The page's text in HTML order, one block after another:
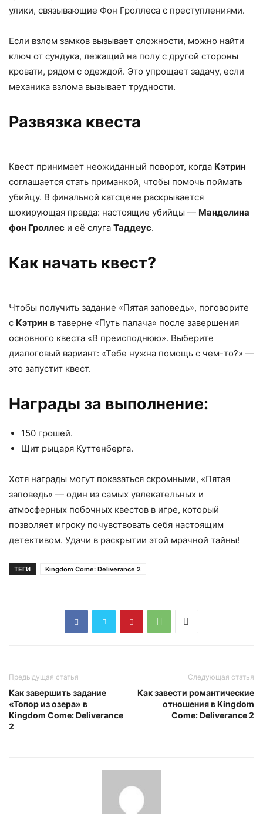
улики, связывающие Фон Гроллеса с преступлениями.
Если взлом замков вызывает сложности, можно найти
ключ от сундука, лежащий на полу с другой стороны
кровати, рядом с одеждой. Это упрощает задачу, если
механика взлома вызывает трудности.
Развязка квеста
Квест принимает неожиданный поворот, когда Кэтрин
соглашается стать приманкой, чтобы помочь поймать
убийцу. В финальной катсцене раскрывается
шокирующая правда: настоящие убийцы — Манделина
фон Гроллес и её слуга Таддеус.
Как начать квест?
Чтобы получить задание «Пятая заповедь», поговорите
с Кэтрин в таверне «Путь палача» после завершения
основного квеста «В преисподнюю». Выберите
диалоговый вариант: «Тебе нужна помощь с чем-то?» —
это запустит квест.
Награды за выполнение:
150 грошей.
Щит рыцаря Куттенберга.
Хотя награды могут показаться скромными, «Пятая
заповедь» — один из самых увлекательных и
атмосферных побочных квестов в игре, который
позволяет игроку почувствовать себя настоящим
детективом. Удачи в раскрытии этой мрачной тайны!
ТЕГИ Kingdom Come: Deliverance 2
Предыдущая статья
Как завершить задание
«Топор из озера» в
Kingdom Come: Deliverance
2
Следующая статья
Как завести романтические
отношения в Kingdom
Come: Deliverance 2